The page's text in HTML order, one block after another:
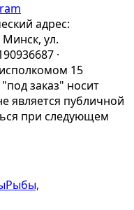
адрес:
Минск, ул.
·
15
заказ" носит
является публичной
при следующем
Рыбы,